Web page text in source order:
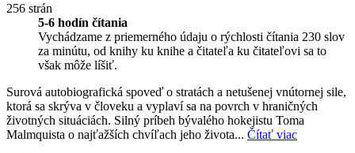
256 strán
5-6 hodín čítania
Vychádzame z priemerného údaju o rýchlosti čítania 230 slov
za minútu, od knihy ku knihe a čitateľa ku čitateľovi sa to
však môže líšiť.
Surová autobiografická spoveď o stratách a netušenej vnútornej sile,
ktorá sa skrýva v človeku a vyplaví sa na povrch v hraničných
životných situáciách. Silný príbeh bývalého hokejistu Toma
Malmquista o najťažších chvíľach jeho života... Čítať viac